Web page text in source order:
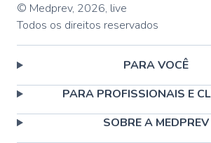
© Medprev, 2026, live
Todos os direitos reservados
PARA VOCÊ
PARA PROFISSIONAIS E
SOBRE A MEDPREV